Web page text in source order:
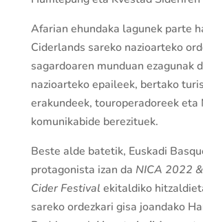
Afarian ehundaka lagunek parte
Ciderlands sareko nazioarteko
sagardoaren munduan ezagunak
nazioarteko epaileek, bertako
erakundeek, touroperadoreek eta
komunikabide berezituek.
Beste alde batetik, Euskadi
protagonista izan da NICA 2022
Cider Festival ekitaldiko
sareko ordezkari gisa joandako